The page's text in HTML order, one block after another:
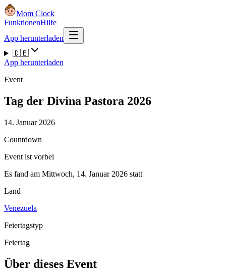
Mom Clock
FunktionenHilfe
App herunterladen
🇩🇪
App herunterladen
Event
Tag der Divina Pastora 2026
14. Januar 2026
Countdown
Event ist vorbei
Es fand am Mittwoch, 14. Januar 2026 statt
Land
Venezuela
Feiertagstyp
Feiertag
Über dieses Event